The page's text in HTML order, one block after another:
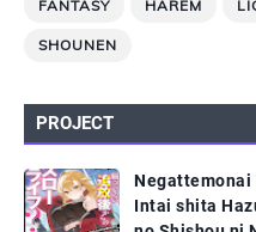
FANTASY HAREM
SHOUNEN
PROJECT
Negattemonai
Intai shita